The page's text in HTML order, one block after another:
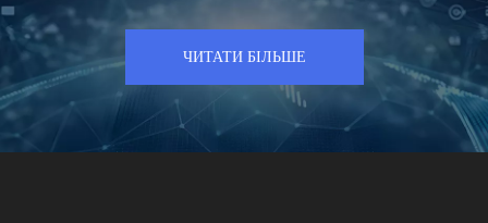
ЧИТАТИ БІЛЬШЕ